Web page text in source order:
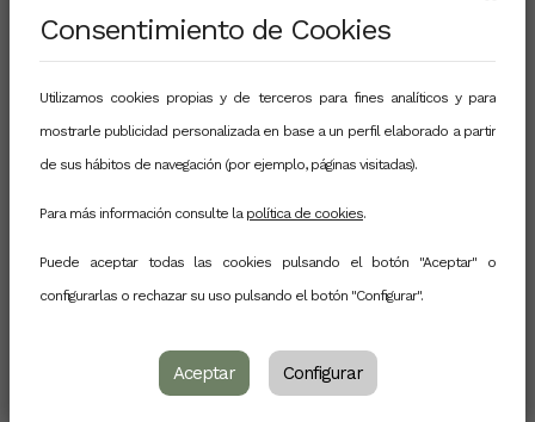
DR. D. TOMÁS ESCUDERO ESCORZA
Presidente AIDIPE. Periodo 2003-2005. Doctor en
Ciencias por la Universidad Zaragoza. Catedrático
de Métodos de Investigación y Diagnóstico en
Consentimiento de Cookies
Utilizamos cookies propias y de terceros para fines analíticos y para
mostrarle publicidad personalizada en base a un perfil elaborado a partir
de sus hábitos de navegación (por ejemplo, páginas visitadas).
Para más información consulte la política de cookies.
Puede aceptar todas las cookies pulsando el botón "Aceptar" o
configurarlas o rechazar su uso pulsando el botón "Configurar".
Aceptar Configurar